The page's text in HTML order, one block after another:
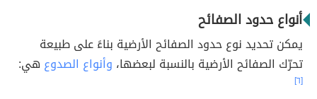
أنواع حدود الصفائح
يمكن تحديد نوع حدود الصفائح الأرضية بناءً على طبيعة
تحرّك الصفائح الأرضية بالنسبة لبعضها، وأنواع الصدوع هي:
[٦]